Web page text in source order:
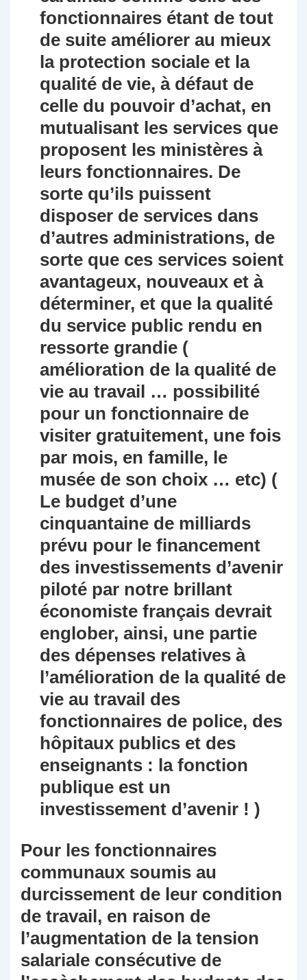
fonctionnaires étant de tout
de suite améliorer au mieux
la protection sociale et la
qualité de vie, à défaut de
celle du pouvoir d’achat, en
mutualisant les services que
proposent les ministères à
leurs fonctionnaires. De
sorte qu’ils puissent
disposer de services dans
d’autres administrations, de
sorte que ces services soient
avantageux, nouveaux et à
déterminer, et que la qualité
du service public rendu en
ressorte grandie (
amélioration de la qualité de
vie au travail … possibilité
pour un fonctionnaire de
visiter gratuitement, une fois
par mois, en famille, le
musée de son choix … etc) (
Le budget d’une
cinquantaine de milliards
prévu pour le financement
des investissements d’avenir
piloté par notre brillant
économiste français devrait
englober, ainsi, une partie
des dépenses relatives à
l’amélioration de la qualité de
vie au travail des
fonctionnaires de police, des
hôpitaux publics et des
enseignants : la fonction
publique est un
investissement d’avenir ! )
Pour les fonctionnaires
communaux soumis au
durcissement de leur condition
de travail, en raison de
l’augmentation de la tension
salariale consécutive de